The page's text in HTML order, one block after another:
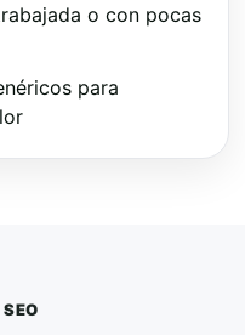
o con pocas
para